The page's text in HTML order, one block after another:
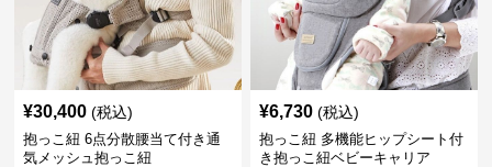
¥30,400 (税込)
抱っこ紐 6点分散腰当て付き通
気メッシュ抱っこ紐
¥6,730 (税込)
抱っこ紐 多機能ヒップシート付
き抱っこ紐ベビーキャリア